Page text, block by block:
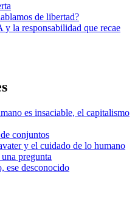
de libertad?
la responsabilidad que recae
es insaciable, el capitalismo
conjuntos
y el cuidado de lo humano
pregunta
ese desconocido